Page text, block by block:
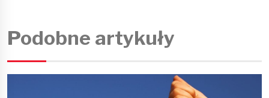
Podobne artykuły